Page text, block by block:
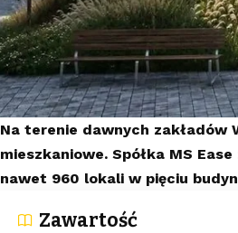
Na terenie dawnych zakładów
mieszkaniowe. Spółka MS
nawet 960 lokali w pięciu
Zawartość